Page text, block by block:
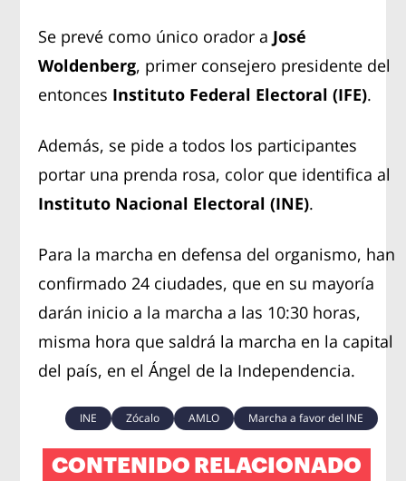
Se prevé como único orador a José
Woldenberg, primer consejero presidente del
entonces Instituto Federal Electoral (IFE).
Además, se pide a todos los participantes
portar una prenda rosa, color que identifica al
Instituto Nacional Electoral (INE).
Para la marcha en defensa del organismo, han
confirmado 24 ciudades, que en su mayoría
darán inicio a la marcha a las 10:30 horas,
misma hora que saldrá la marcha en la capital
del país, en el Ángel de la Independencia.
INE Zócalo AMLO Marcha a favor del INE
CONTENIDO RELACIONADO